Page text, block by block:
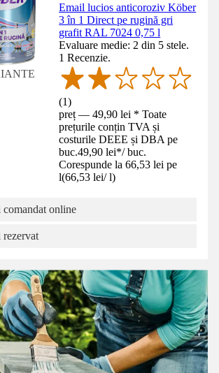
Email lucios anticoroziv Köber
3 în 1 Direct pe rugină gri
grafit RAL 7024 0,75 l
Evaluare medie: 2 din 5 stele.
1 Recenzie.
(1)
preț — 49,90 lei * Toate
prețurile conțin TVA și
costurile DEEE și DBA pe
buc.49,90 lei*/ buc.
Corespunde la 66,53 lei pe
l(66,53 lei/ l)
comandat online
rezervat